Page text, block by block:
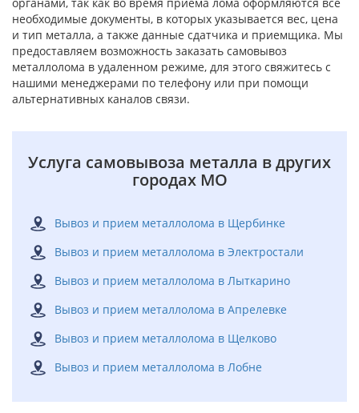
необходимые документы, в которых указывается вес, цена
и тип металла, а также данные сдатчика и приемщика. Мы
предоставляем возможность заказать самовывоз
металлолома в удаленном режиме, для этого свяжитесь с
нашими менеджерами по телефону или при помощи
альтернативных каналов связи.
Услуга самовывоза металла в других
городах МО
Вывоз и прием металлолома в Щербинке
Вывоз и прием металлолома в Электростали
Вывоз и прием металлолома в Лыткарино
Вывоз и прием металлолома в Апрелевке
Вывоз и прием металлолома в Щелково
Вывоз и прием металлолома в Лобне